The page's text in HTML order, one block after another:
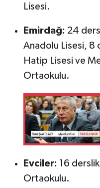
Lisesi.
Emirdağ: 24
Anadolu Lisesi, 8
Hatip Lisesi ve
Ortaokulu.
Evciler: 16
Ortaokulu.